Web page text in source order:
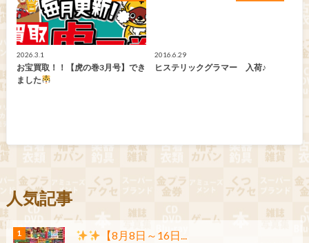
2026.3.1
お宝買取！！【虎の巻3月号】でき
ました
2016.6.29
ヒステリックグラマー 入荷♪
人気記事
【8月8日～16日...